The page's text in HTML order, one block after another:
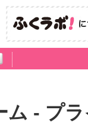
ム - プ